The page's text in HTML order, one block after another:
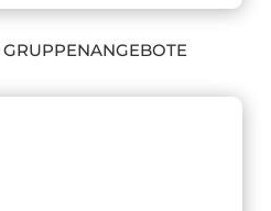
GRUPPENANGEBOTE